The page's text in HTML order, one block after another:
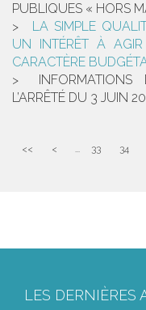
PUBLIQUES « HORS
LA SIMPLE
UN INTÉRÊT À
CARACTÈRE
L’ARRÊTÉ DU 3 JUIN
<< < ... 33 34
LES DERNIÈRES